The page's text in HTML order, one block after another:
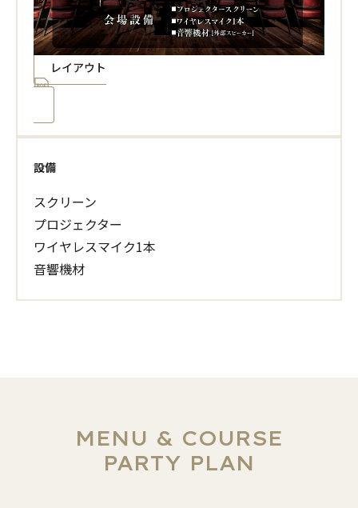
レイアウト
設備
スクリーン
プロジェクター
ワイヤレスマイク1本
音響機材
MENU & COURSE
PARTY PLAN